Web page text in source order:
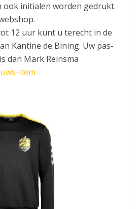
ook initialen worden gedrukt.
12 uur kunt u terecht in de
Kantine de Bining. Uw pas-
dan Mark Reinsma
item